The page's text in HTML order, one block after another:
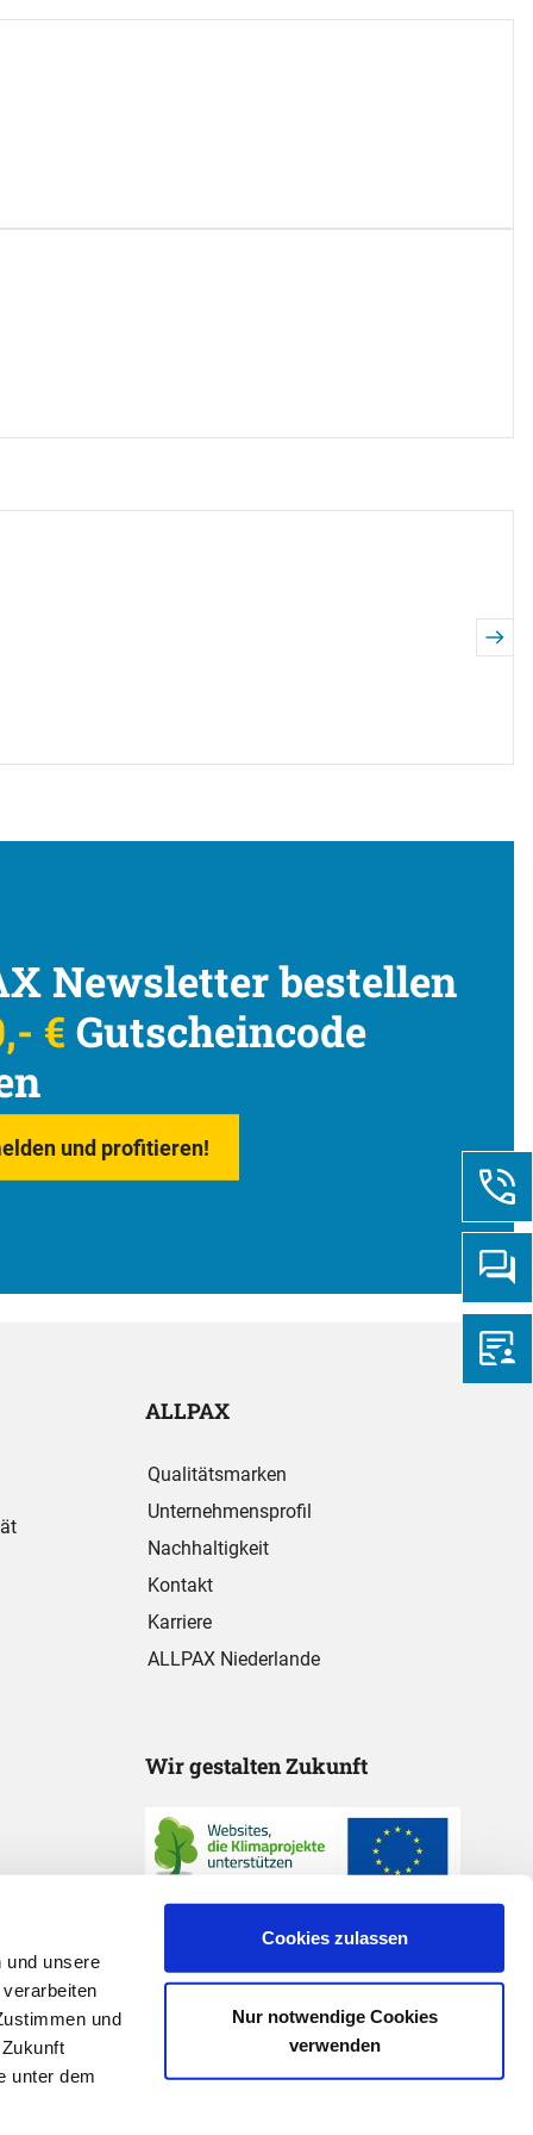
und unsere
und
unter dem
Cookies zulassen
Nur notwendige Cookies
verwenden
Newsletter bestellen
€ Gutscheincode
und profitieren!
ALLPAX
Qualitätsmarken
Unternehmensprofil
Nachhaltigkeit
Kontakt
Karriere
ALLPAX Niederlande
Wir gestalten Zukunft